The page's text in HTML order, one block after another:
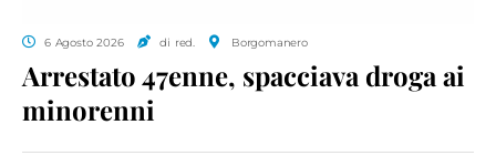
6 Agosto 2026 di red. Borgomanero
Arrestato 47enne, spacciava droga ai
minorenni